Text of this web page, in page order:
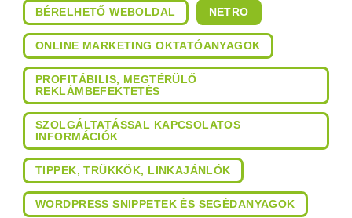
BÉRELHETŐ WEBOLDAL NETRO
ONLINE MARKETING OKTATÓANYAGOK
PROFITÁBILIS, MEGTÉRÜLŐ
REKLÁMBEFEKTETÉS
SZOLGÁLTATÁSSAL KAPCSOLATOS
INFORMÁCIÓK
TIPPEK, TRÜKKÖK, LINKAJÁNLÓK
WORDPRESS SNIPPETEK ÉS SEGÉDANYAGOK